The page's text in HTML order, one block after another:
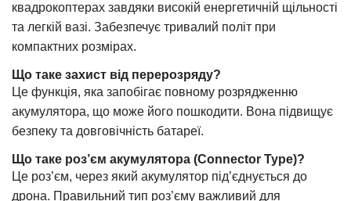
квадрокоптерах завдяки високій енергетичній щільності
та легкій вазі. Забезпечує тривалий політ при
компактних розмірах.
Що таке захист від перерозряду?
Це функція, яка запобігає повному розрядженню
акумулятора, що може його пошкодити. Вона підвищує
безпеку та довговічність батареї.
Що таке роз’єм акумулятора (Connector Type)?
Це роз’єм, через який акумулятор під’єднується до
дрона. Правильний тип роз’єму важливий для